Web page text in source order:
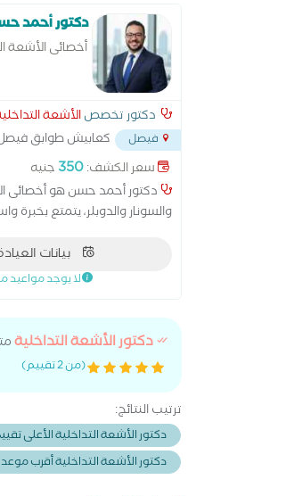
دكتور أحمد
أخصائى الأشعة
دكتور تخصصالأشعة
فيصل كعابيش طوابق
سعر الكشف:350 جنيه
دكتور أحمد حسن هو أخصائى
والسونار والدوبلر، يتمتع
الدقيقة. يمتاز بخبرته في
تحت التوجيه الإشعاعي، إضافة
البطن والحوض والغدد المختلفة.
الدقيق في التشخيص واعتماده
لضمان أعلى درجات الدقة، إلى
الإجراءات العلاجية غير الجراحية
الشفاء بدون تدخل جراحي
بيانات
لا يوجد مواعيد
دكتور الأشعة التداخلية
(من 2 تقييم)
ترتيب النتائج:
دكتور الأشعة التداخلية الأعلى
دكتور الأشعة التداخلية أقرب موعد